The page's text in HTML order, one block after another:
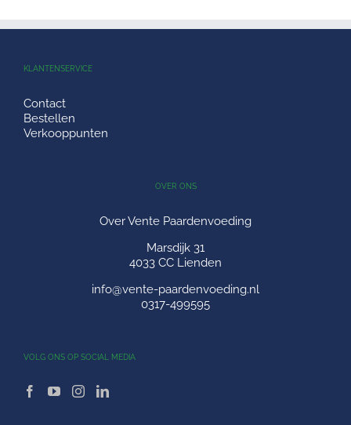
KLANTENSERVICE
Contact
Bestellen
Verkooppunten
OVER ONS
Over Vente Paardenvoeding
Marsdijk 31
4033 CC Lienden
info@vente-paardenvoeding.nl
0317-499595
VOLG ONS OP SOCIAL MEDIA